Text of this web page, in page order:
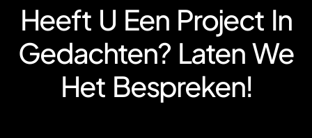
Heeft U Een Project In
Gedachten? Laten We
Het Bespreken!